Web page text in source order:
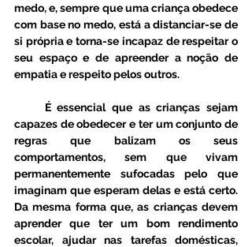
medo, e, sempre que uma criança obedece
com base no medo, está a distanciar-se de
si própria e torna-se incapaz de respeitar o
seu espaço e de apreender a noção de
empatia e respeito pelos outros.
capazes de obedecer e ter um conjunto de
regras que balizam os seus
comportamentos, sem que vivam
permanentemente sufocadas pelo que
imaginam que esperam delas e está certo.
Da mesma forma que, as crianças devem
aprender que ter um bom rendimento
escolar, ajudar nas tarefas domésticas,